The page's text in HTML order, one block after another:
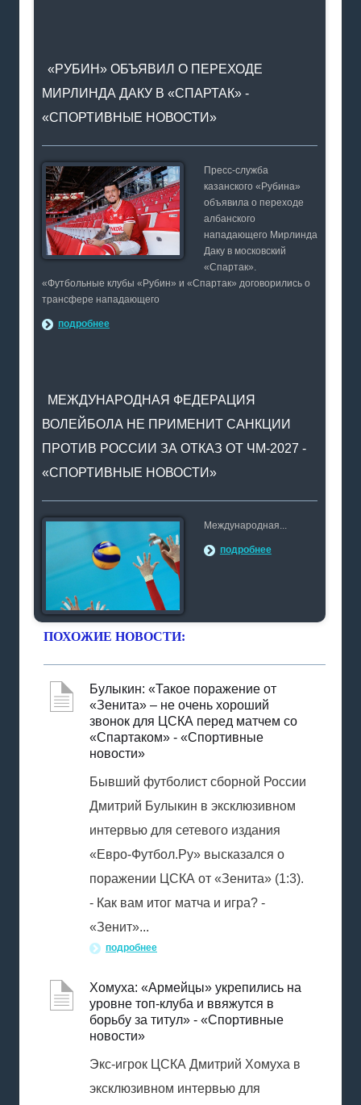
«РУБИН» ОБЪЯВИЛ О ПЕРЕХОДЕ
МИРЛИНДА ДАКУ В «СПАРТАК» -
«СПОРТИВНЫЕ НОВОСТИ»
Пресс-служба
казанского «Рубина»
объявила о переходе
албанского
нападающего Мирлинда
Даку в московский
«Спартак».
«Футбольные клубы «Рубин» и «Спартак» договорились о
трансфере нападающего
подробнее
МЕЖДУНАРОДНАЯ ФЕДЕРАЦИЯ
ВОЛЕЙБОЛА НЕ ПРИМЕНИТ САНКЦИИ
ПРОТИВ РОССИИ ЗА ОТКАЗ ОТ ЧМ-2027 -
«СПОРТИВНЫЕ НОВОСТИ»
Международная...
подробнее
ПОХОЖИЕ НОВОСТИ:
Булыкин: «Такое поражение от
«Зенита» – не очень хороший
звонок для ЦСКА перед матчем со
«Спартаком» - «Спортивные
новости»
Бывший футболист сборной России
Дмитрий Булыкин в эксклюзивном
интервью для сетевого издания
«Евро-Футбол.Ру» высказался о
поражении ЦСКА от «Зенита» (1:3).
- Как вам итог матча и игра? -
«Зенит»...
подробнее
Хомуха: «Армейцы» укрепились на
уровне топ-клуба и ввяжутся в
борьбу за титул» - «Спортивные
новости»
Экс-игрок ЦСКА Дмитрий Хомуха в
эксклюзивном интервью для